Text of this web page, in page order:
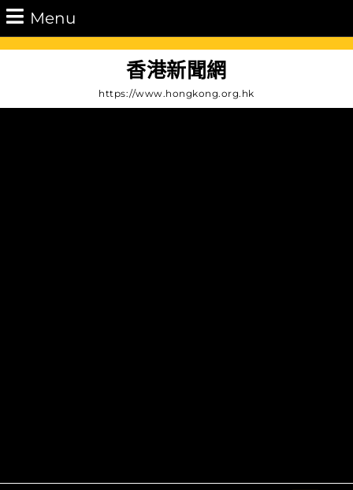
Skip
to
content
Menu
香港新聞網
https://www.hongkong.org.hk